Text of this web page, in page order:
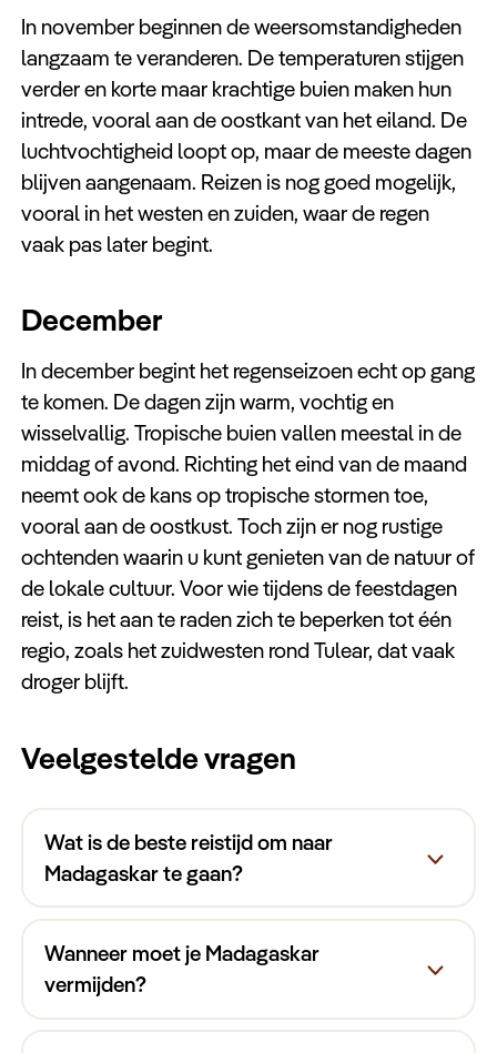
In november beginnen de weersomstandigheden
langzaam te veranderen. De temperaturen stijgen
verder en korte maar krachtige buien maken hun
intrede, vooral aan de oostkant van het eiland. De
luchtvochtigheid loopt op, maar de meeste dagen
blijven aangenaam. Reizen is nog goed mogelijk,
vooral in het westen en zuiden, waar de regen
vaak pas later begint.
December
In december begint het regenseizoen echt op gang
te komen. De dagen zijn warm, vochtig en
wisselvallig. Tropische buien vallen meestal in de
middag of avond. Richting het eind van de maand
neemt ook de kans op tropische stormen toe,
vooral aan de oostkust. Toch zijn er nog rustige
ochtenden waarin u kunt genieten van de natuur of
de lokale cultuur. Voor wie tijdens de feestdagen
reist, is het aan te raden zich te beperken tot één
regio, zoals het zuidwesten rond Tulear, dat vaak
droger blijft.
Veelgestelde vragen
Wat is de beste reistijd om naar
Madagaskar te gaan?
april t/m oktober
Wanneer moet je Madagaskar
vermijden?